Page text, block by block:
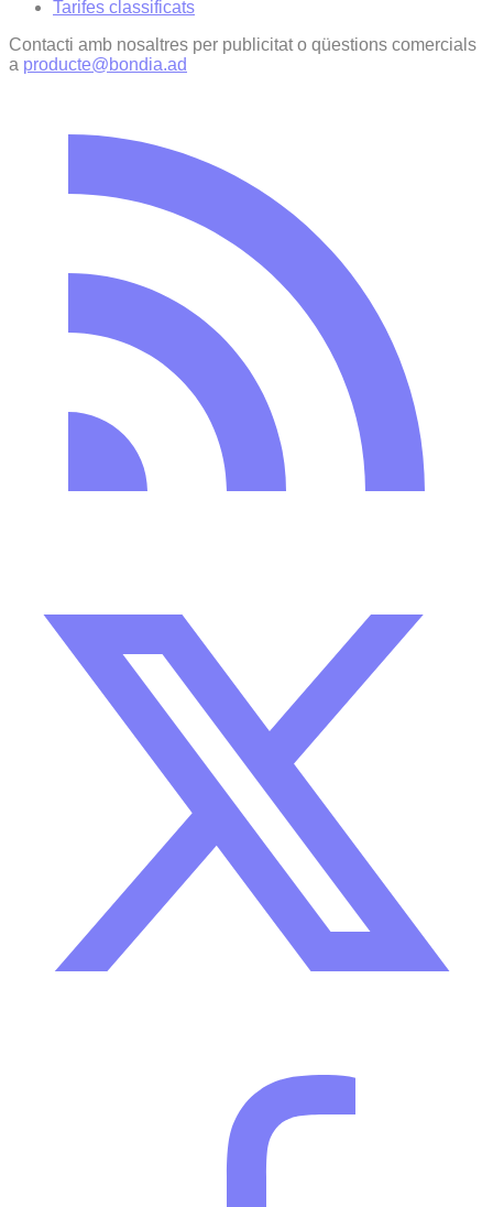
Tarifes classificats
Contacti amb nosaltres per publicitat o qüestions comercials
a producte@bondia.ad